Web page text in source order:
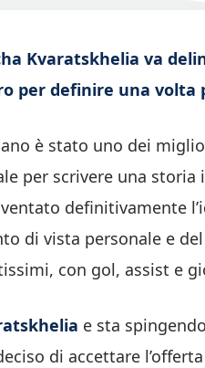
Kvaratskhelia va
per definire una volta
è stato uno dei
per scrivere una
definitivamente
di vista personale e
con gol, assist e
e sta
di accettare